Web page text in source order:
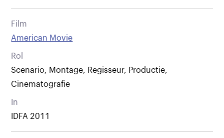
Film
American Movie
Rol
Scenario, Montage, Regisseur, Productie,
Cinematografie
In
IDFA 2011